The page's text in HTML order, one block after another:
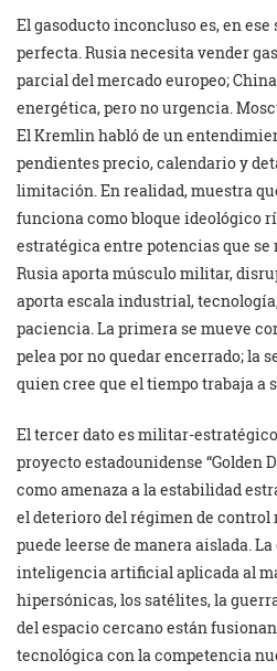
El gasoducto inconcluso es, en
perfecta. Rusia necesita vender
parcial del mercado europeo;
energética, pero no urgencia.
El Kremlin habló de un
pendientes precio, calendario y
limitación. En realidad, muestra
funciona como bloque ideológico
estratégica entre potencias que
Rusia aporta músculo militar,
aporta escala industrial,
paciencia. La primera se mueve
pelea por no quedar encerrado; la
quien cree que el tiempo trabaja a
El tercer dato es militar-
proyecto estadounidense “Golden
como amenaza a la estabilidad
el deterioro del régimen de control
puede leerse de manera aislada.
inteligencia artificial aplicada al
hipersónicas, los satélites, la
del espacio cercano están
tecnológica con la competencia